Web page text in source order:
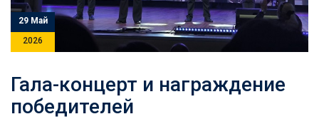
29 Май
2026
Гала-концерт и награждение
победителей